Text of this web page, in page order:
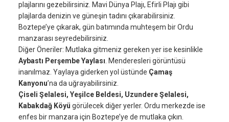
plajlarını gezebilirsiniz. Mavi Dünya Plajı, Efirli Plajı gibi
plajlarda denizin ve güneşin tadını çıkarabilirsiniz.
Boztepe’ye çıkarak, gün batımında muhteşem bir Ordu
manzarası seyredebilirsiniz.
Diğer Öneriler: Mutlaka gitmeniz gereken yer ise kesinlikle
Aybastı Perşembe Yaylası . Menderesleri görüntüsü
inanılmaz. Yaylaya giderken yol üstünde Çamaş
Kanyonu’na da uğrayabilirsiniz.
Çiseli Şelalesi, Yeşilce Beldesi, Uzundere Şelalesi,
Kabakdağ Köyü görülecek diğer yerler. Ordu merkezde ise
enfes bir manzara için Boztepe’ye de mutlaka çıkın.